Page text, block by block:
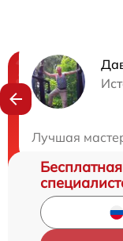
Лучшая
Нужна